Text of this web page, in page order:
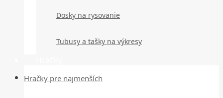
Dosky na rysovanie
Tubusy a tašky na výkresy
Hračky pre najmenších